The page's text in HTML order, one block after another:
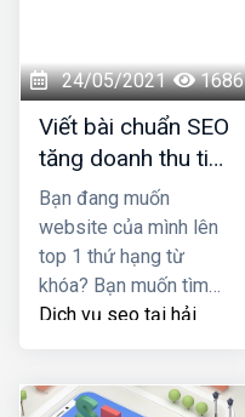
cao nhất cho doanh
nghiệp bạn.
24/05/2021 1686
Viết bài chuẩn SEO
tăng doanh thu tiết
kiệm chi phí quảng
cáo
Bạn đang muốn
website của mình lên
top 1 thứ hạng từ
khóa? Bạn muốn tìm
Dịch vụ seo tại hải
tăng doanh thu sản